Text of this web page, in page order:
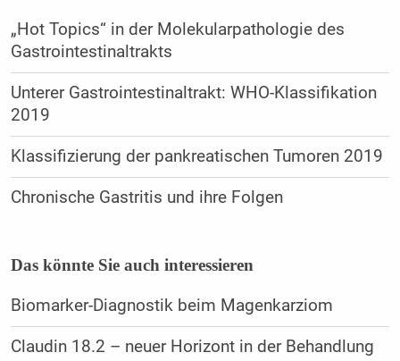
„Hot Topics“ in der Molekularpathologie des
Gastrointestinaltrakts
Unterer Gastrointestinaltrakt: WHO-Klassifikation
2019
Klassifizierung der pankreatischen Tumoren 2019
Chronische Gastritis und ihre Folgen
Das könnte Sie auch interessieren
Biomarker-Diagnostik beim Magenkarziom
Claudin 18.2 – neuer Horizont in der Behandlung